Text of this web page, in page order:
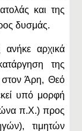
και της
δυσμάς.
αρχικά
της
στον Άρη, Θεό
υπό μορφή
π.Χ.) προς
τιμητών